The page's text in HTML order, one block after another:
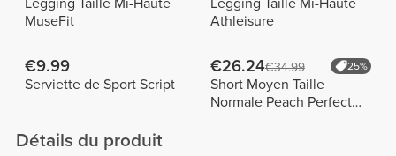
Legging Taille Mi-Haute
MuseFit
Legging Taille Mi-Haute
Athleisure
€9.99
Serviette de Sport Script
€26.24€34.99 25%
Short Moyen Taille
Normale Peach Perfect
Détails du produit